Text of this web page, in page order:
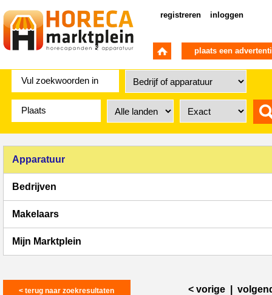
registreren inloggen
plaats een
Apparatuur
Bedrijven
Makelaars
Mijn Marktplein
< terug naar zoekresultaten < vorige